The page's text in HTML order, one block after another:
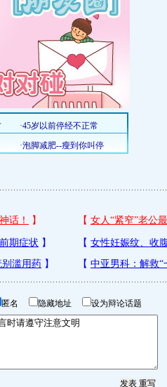
匿名 隐藏地址 设为辩论话题